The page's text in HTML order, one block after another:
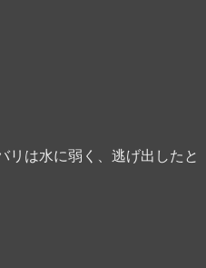
リは水に弱く、逃げ出したと